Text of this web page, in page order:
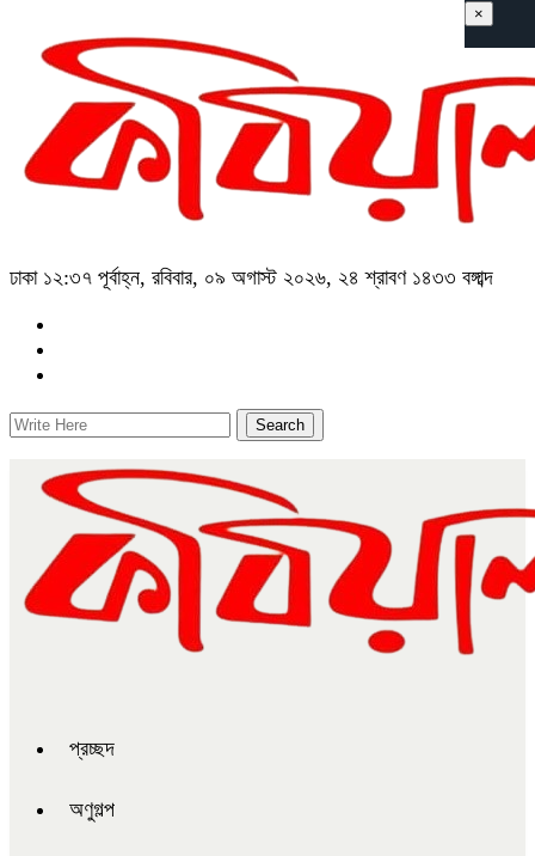
ঢাকা ১২:৩৭ পূর্বাহ্ন, রবিবার, ০৯ অগাস্ট ২০২৬, ২৪ শ্রাবণ ১৪৩৩ বঙ্গাব্দ
প্রচ্ছদ
অণুগল্প
×